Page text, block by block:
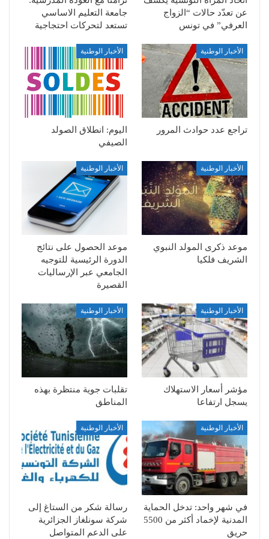
عن تعدّد حالات “الزواج
العرفي” في تونس
جامعة التعليم الاساسي
تستعد لتحركات احتجاجية
الأخبار الوطنية
تراجع عدد حوادث المرور
الأخبار الوطنية
اليوم: انطلاق الصولد
الصيفي
الأخبار الوطنية
موعد ذكرى المولد النبوي
الشريف فلكيا
الأخبار الوطنية
موعد الحصول على نتائج
الدورة الرئيسية للتوجيه
الجامعي عبر الإرساليات
القصيرة
الأخبار الوطنية
مؤشر أسعار الاستهلاك
يسجل ارتفاعا
الأخبار الوطنية
تقلبات جوية منتظرة بهذه
المناطق
الأخبار الوطنية
في شهر واحد: تدخل الحماية
المدنية لإخماد أكثر من 5500
حريق
الأخبار الوطنية
رسالة شكر من الستاغ إلى
شركة سونلغاز الجزائرية
على الدعم المتواصل